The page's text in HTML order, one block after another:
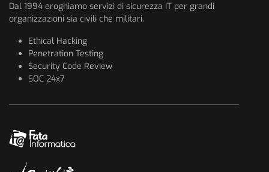
Dal 1994 eroghiamo servizi di sicurezza IT per grandi
organizzazioni sia civili che militari.
Ethical Hacking
Penetration Testing
Security Code Review
SOC 24x7